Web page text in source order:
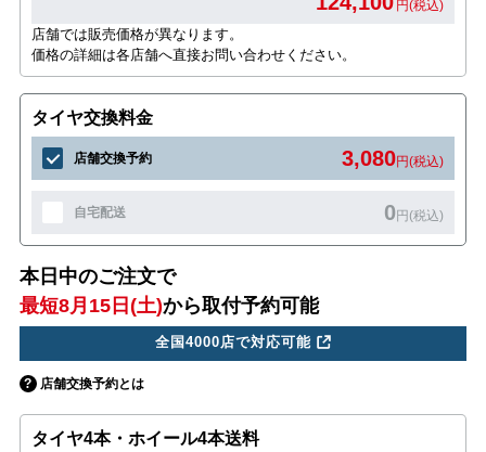
円(税込)
店舗では販売価格が異なります。
価格の詳細は各店舗へ直接お問い合わせください。
タイヤ交換料金
店舗交換予約 3,080円(税込)
自宅配送 0円(税込)
本日中のご注文で
最短8月15日(土)から取付予約可能
全国4000店で対応可能
店舗交換予約とは
タイヤ4本・ホイール4本送料